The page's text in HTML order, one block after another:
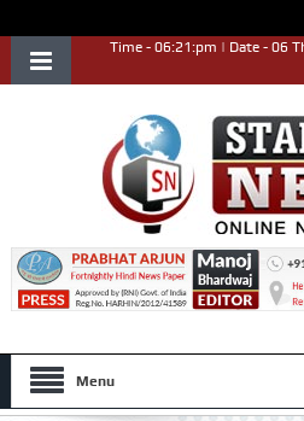
Time - 06:21:pm | Date - 06
Menu